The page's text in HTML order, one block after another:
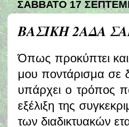
ΣΆΒΒΑΤΟ 17
ΒΑΣΙΚΗ 2ΑΔΑ
Όπως προκύπτει και
μου ποντάρισμα σε
υπάρχει ο τρόπος
εξέλιξη της
των διαδικτυακών